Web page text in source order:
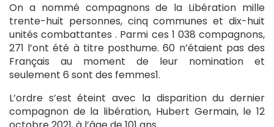
On a nommé compagnons de la Libération mille
trente-huit personnes, cinq communes et dix-huit
unités combattantes . Parmi ces 1 038 compagnons,
271 l’ont été à titre posthume. 60 n’étaient pas des
Français au moment de leur nomination et
seulement 6 sont des femmes1.
L’ordre s’est éteint avec la disparition du dernier
compagnon de la libération, Hubert Germain, le 12